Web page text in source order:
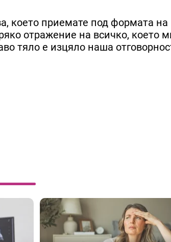
което приемате под формата на
отражение на всичко, което
тяло е изцяло наша